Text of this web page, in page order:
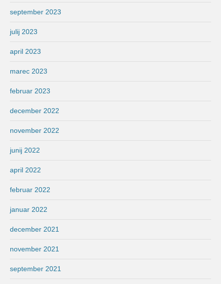
september 2023
julij 2023
april 2023
marec 2023
februar 2023
december 2022
november 2022
junij 2022
april 2022
februar 2022
januar 2022
december 2021
november 2021
september 2021